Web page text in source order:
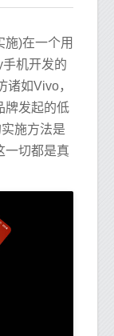
施)在一个用
机开发的
如Vivo，
牌发起的低
施方法是
一切都是真